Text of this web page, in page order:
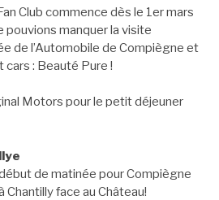
Club commence dès le 1er mars
pouvions manquer la visite
de l’Automobile de Compiègne et
: Beauté Pure !
Motors pour le petit déjeuner
de matinée pour Compiègne
Chantilly face au Château!